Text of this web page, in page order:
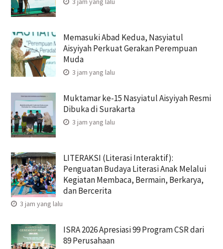
Memasuki Abad Kedua, Nasyiatul
Aisyiyah Perkuat Gerakan Perempuan
Muda
3 jam yang lalu
Muktamar ke-15 Nasyiatul Aisyiyah Resmi
Dibuka di Surakarta
3 jam yang lalu
LITERAKSI (Literasi Interaktif):
Penguatan Budaya Literasi Anak Melalui
Kegiatan Membaca, Bermain, Berkarya,
dan Bercerita
3 jam yang lalu
ISRA 2026 Apresiasi 99 Program CSR dari
89 Perusahaan